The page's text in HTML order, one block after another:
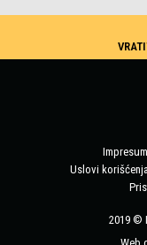
Impresum
Uslovi
2019 ©